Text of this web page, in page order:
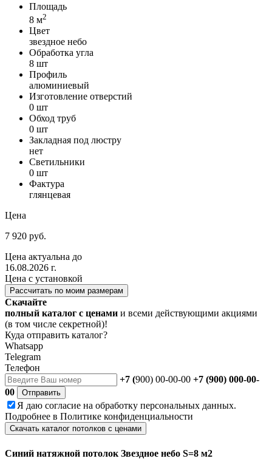
Площадь
8 м2
Цвет
звездное небо
Обработка угла
8 шт
Профиль
алюминиевый
Изготовление отверстий
0 шт
Обход труб
0 шт
Закладная под люстру
нет
Светильники
0 шт
Фактура
глянцевая
Цена
7 920 руб.
Цена актуальна до
16.08.2026 г.
Цена с установкой
Рассчитать по моим размерам
Скачайте
полный каталог с ценами и всеми действующими акциями
(в том числе секретной)!
Куда отправить каталог?
Whatsapp
Telegram
Телефон
+7 (900) 00-00-00 +7 (900) 000-00-
00
Отправить
Я даю согласие на обработку персональных данных.
Подробнее в Политике конфиденциальности
Скачать каталог потолков с ценами
Синий натяжной потолок Звездное небо S=8 м2